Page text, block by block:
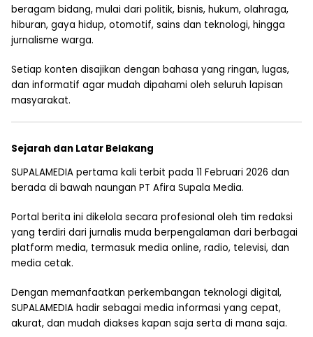
beragam bidang, mulai dari politik, bisnis, hukum, olahraga,
hiburan, gaya hidup, otomotif, sains dan teknologi, hingga
jurnalisme warga.
Setiap konten disajikan dengan bahasa yang ringan, lugas,
dan informatif agar mudah dipahami oleh seluruh lapisan
masyarakat.
Sejarah dan Latar Belakang
SUPALAMEDIA pertama kali terbit pada 11 Februari 2026 dan
berada di bawah naungan PT Afira Supala Media.
Portal berita ini dikelola secara profesional oleh tim redaksi
yang terdiri dari jurnalis muda berpengalaman dari berbagai
platform media, termasuk media online, radio, televisi, dan
media cetak.
Dengan memanfaatkan perkembangan teknologi digital,
SUPALAMEDIA hadir sebagai media informasi yang cepat,
akurat, dan mudah diakses kapan saja serta di mana saja.